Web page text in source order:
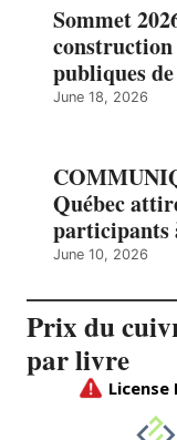
Sommet
publiques
June 18, 2026
Québec
participants
June 10, 2026
Prix du
par livre